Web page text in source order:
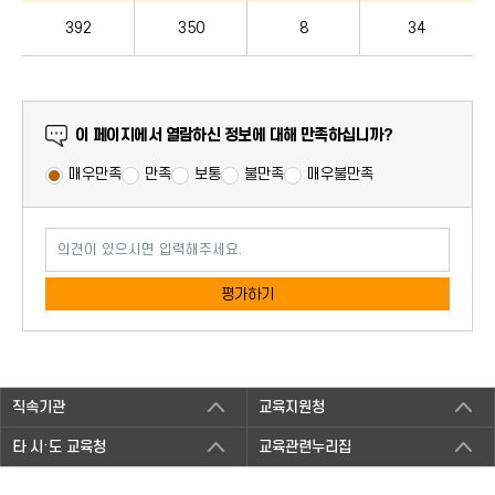
392 350 8 34
만족도 조사
이 페이지에서 열람하신 정보에 대해 만족하십니까?
매우만족 만족 보통 불만족 매우불만족
평가하기
직속기관 교육지원청
타 시·도 교육청 교육관련누리집